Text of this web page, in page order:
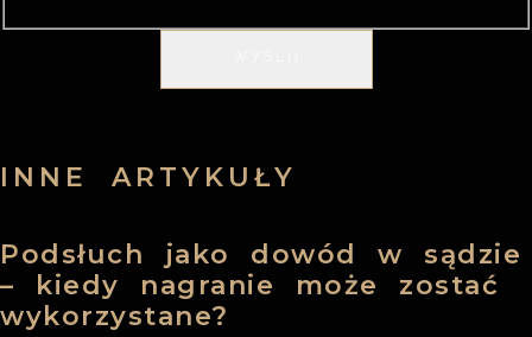
INNE ARTYKUŁY
Podsłuch jako dowód w sądzie
– kiedy nagranie może zostać
wykorzystane?